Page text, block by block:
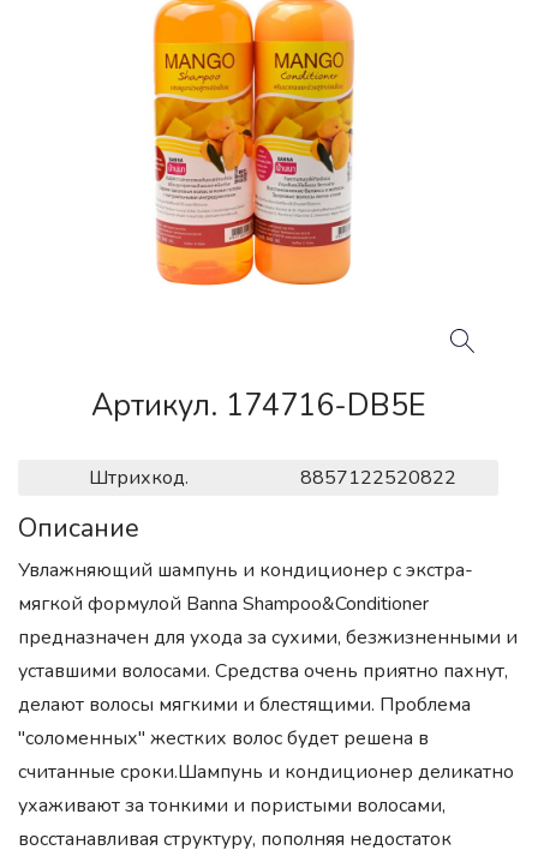
Артикул. 174716-DB5E
Штрихкод. 8857122520822
Описание
Увлажняющий шампунь и кондиционер с экстра-
мягкой формулой Banna Shampoo&Conditioner
предназначен для ухода за сухими, безжизненными и
уставшими волосами. Средства очень приятно пахнут,
делают волосы мягкими и блестящими. Проблема
"соломенных" жестких волос будет решена в
считанные сроки.Шампунь и кондиционер деликатно
ухаживают за тонкими и пористыми волосами,
восстанавливая структуру, пополняя недостаток